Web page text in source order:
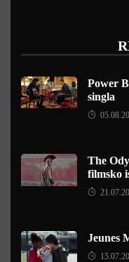
Power
singla
The
filmsko
Jeunes